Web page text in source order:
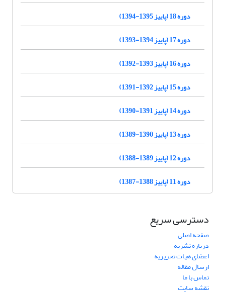
دوره 18 (پاییز 1395-1394)
دوره 17 (پاییز 1394-1393)
دوره 16 (پاییز 1393-1392)
دوره 15 (پاییز 1392-1391)
دوره 14 (پاییز 1391-1390)
دوره 13 (پاییز 1390-1389)
دوره 12 (پاییز 1389-1388)
دوره 11 (پاییز 1388-1387)
دسترسی سریع
صفحه اصلی
درباره نشریه
اعضای هیات تحریریه
ارسال مقاله
تماس با ما
نقشه سایت